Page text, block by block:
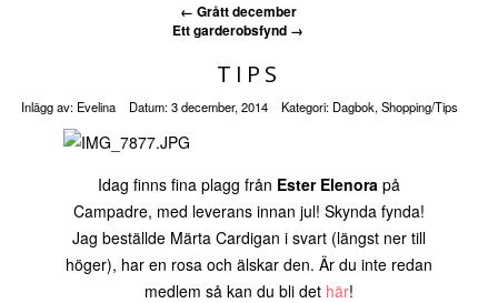
← Grått december
Ett garderobsfynd →
TIPS
Inlägg av: Evelina Datum:3 december, 2014 Kategori: Dagbok, Shopping/Tips
Idag finns fina plagg från Ester Elenora på
Campadre, med leverans innan jul! Skynda fynda!
Jag beställde Märta Cardigan i svart (längst ner till
höger), har en rosa och älskar den. Är du inte redan
medlem så kan du bli det här!